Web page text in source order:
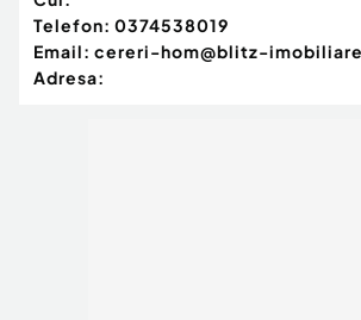
Telefon: 0374538019
Email: cereri-hom@blitz-
Adresa: